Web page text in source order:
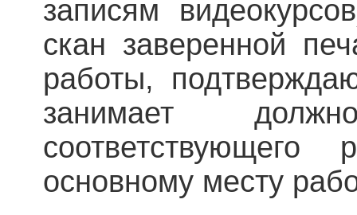
записям
скан заверенной
работы,
занимает
основному месту